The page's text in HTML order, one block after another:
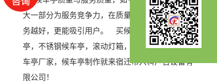
大一部分为服务竞争力，在质量保证的前提下，服
务越好，更能吸引用户。 买候车亭，公交候车
亭，不锈钢候车亭，滚动灯箱，仿古候车亭，找候
车亭厂家，候车亭制作就来宿迁市兴科广告设备有
限公司！